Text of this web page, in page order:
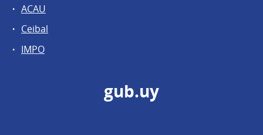
ACAU
Ceibal
IMPO
gub.uy